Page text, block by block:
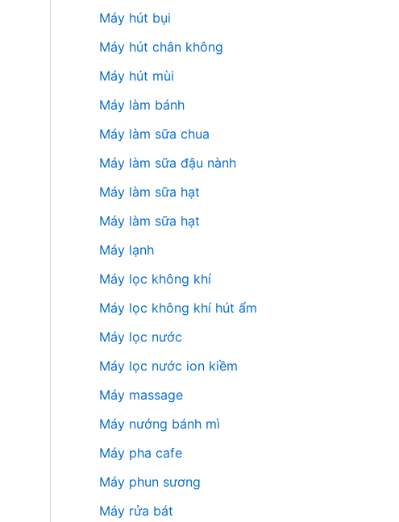
Máy hút bụi
Máy hút chân không
Máy hút mùi
Máy làm bánh
Máy làm sữa chua
Máy làm sữa đậu nành
Máy làm sữa hạt
Máy làm sữa hạt
Máy lạnh
Máy lọc không khí
Máy lọc không khí hút ẩm
Máy lọc nước
Máy lọc nước ion kiềm
Máy massage
Máy nướng bánh mì
Máy pha cafe
Máy phun sương
Máy rửa bát